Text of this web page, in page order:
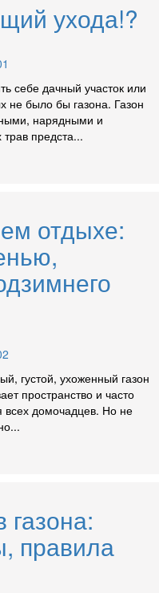
ухода!?
себе дачный участок или
не было бы газона. Газон
нарядными и
предста...
отдыхе:
густой, ухоженный газон
пространство и часто
всех домочадцев. Но не
правила